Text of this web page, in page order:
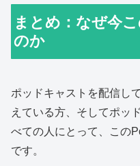
まとめ：なぜ今
のか
ポッドキャストを配信し
えている方、そしてポッ
べての人にとって、この
です。